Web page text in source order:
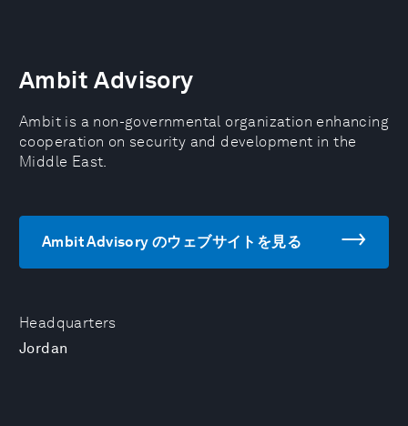
Headquarters
Jordan
Ambit Advisory
Ambit is a non-governmental organization enhancing
cooperation on security and development in the
Middle East.
Ambit Advisory のウェブサイトを見る